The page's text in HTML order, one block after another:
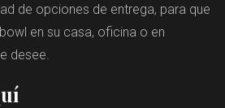
de opciones de entrega, para que
en su casa, oficina o en
desee.